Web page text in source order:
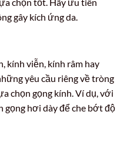
gây kích ứng da.
kính viễn, kính râm hay
yêu cầu riêng về tròng
chọn gọng kính. Ví dụ, với
gọng hơi dày để che bớt độ